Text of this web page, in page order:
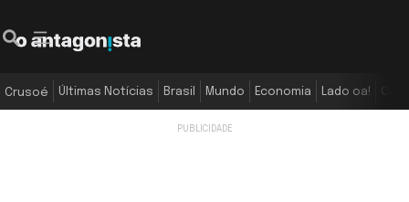
Crusoé Últimas Notícias Brasil Mundo Economia Lado oa!